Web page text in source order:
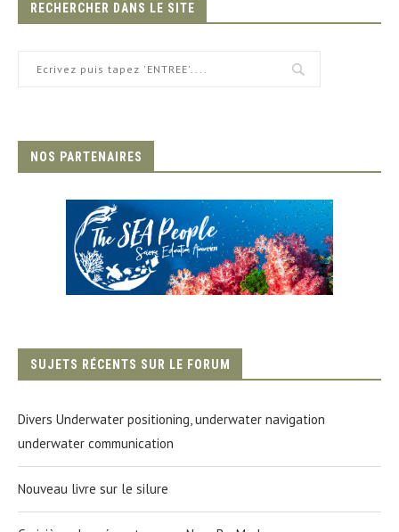
RECHERCHER DANS LE SITE
NOS PARTENAIRES
SUJETS RÉCENTS SUR LE FORUM
Divers Underwater positioning, underwater navigation
underwater communication
Nouveau livre sur le silure